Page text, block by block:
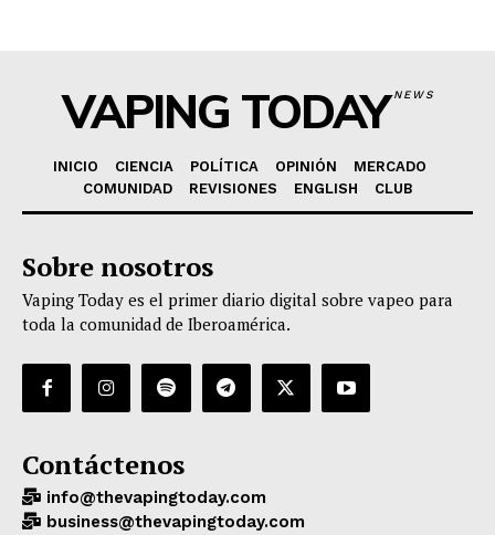
VAPING TODAYNEWS
INICIO CIENCIA POLÍTICA OPINIÓN
MERCADO
COMUNIDAD
REVISIONES ENGLISH CLUB
Sobre nosotros
Vaping Today es el primer diario digital sobre vapeo para
toda la comunidad de Iberoamérica.
Contáctenos
info@thevapingtoday.com
business@thevapingtoday.com